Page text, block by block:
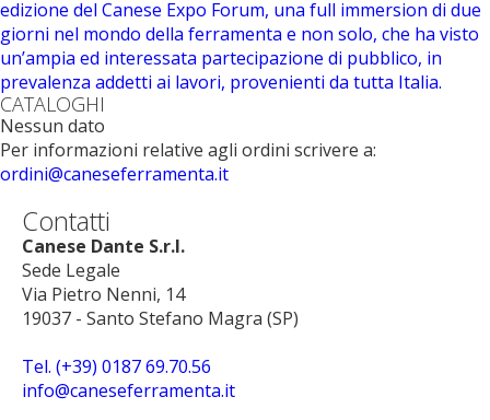
edizione del Canese Expo Forum, una full immersion di due
giorni nel mondo della ferramenta e non solo, che ha visto
un’ampia ed interessata partecipazione di pubblico, in
prevalenza addetti ai lavori, provenienti da tutta Italia.
CATALOGHI
Nessun dato
Per informazioni relative agli ordini scrivere a:
ordini@caneseferramenta.it
Contatti
Canese Dante S.r.l.
Sede Legale
Via Pietro Nenni, 14
19037 - Santo Stefano Magra (SP)
Tel. (+39) 0187 69.70.56
info@caneseferramenta.it